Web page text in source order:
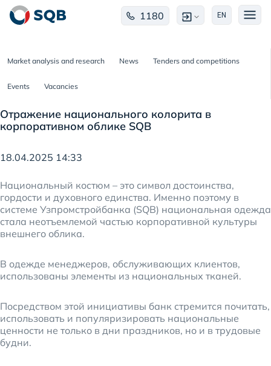
1180 EN
Market analysis and research News Tenders and competitions
Events Vacancies
Отражение национального колорита в
корпоративном облике SQB
18.04.2025 14:33
Национальный костюм – это символ достоинства,
гордости и духовного единства. Именно поэтому в
системе Узпромстройбанка (SQB) национальная одежда
стала неотъемлемой частью корпоративной культуры
внешнего облика.
В одежде менеджеров, обслуживающих клиентов,
использованы элементы из национальных тканей.
Посредством этой инициативы банк стремится почитать,
использовать и популяризировать национальные
ценности не только в дни праздников, но и в трудовые
будни.